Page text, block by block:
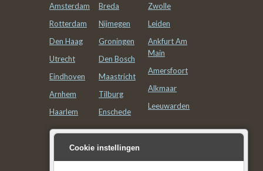
Amsterdam
Rotterdam
Den Haag
Utrecht
Eindhoven
Arnhem
Haarlem
Breda
Nijmegen
Groningen
Den Bosch
Maastricht
Tilburg
Enschede
Zwolle
Leiden
Ankfurt Am
Main
Amersfoort
Alkmaar
Leeuwarden
Advocatenkantoor zoeken
per plaats
Cookie instellingen